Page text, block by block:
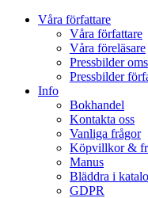
Våra författare
Våra författare
Våra föreläsare
Pressbilder
Pressbilder
Info
Bokhandel
Kontakta oss
Vanliga frågor
Köpvillkor &
Manus
Bläddra i
GDPR